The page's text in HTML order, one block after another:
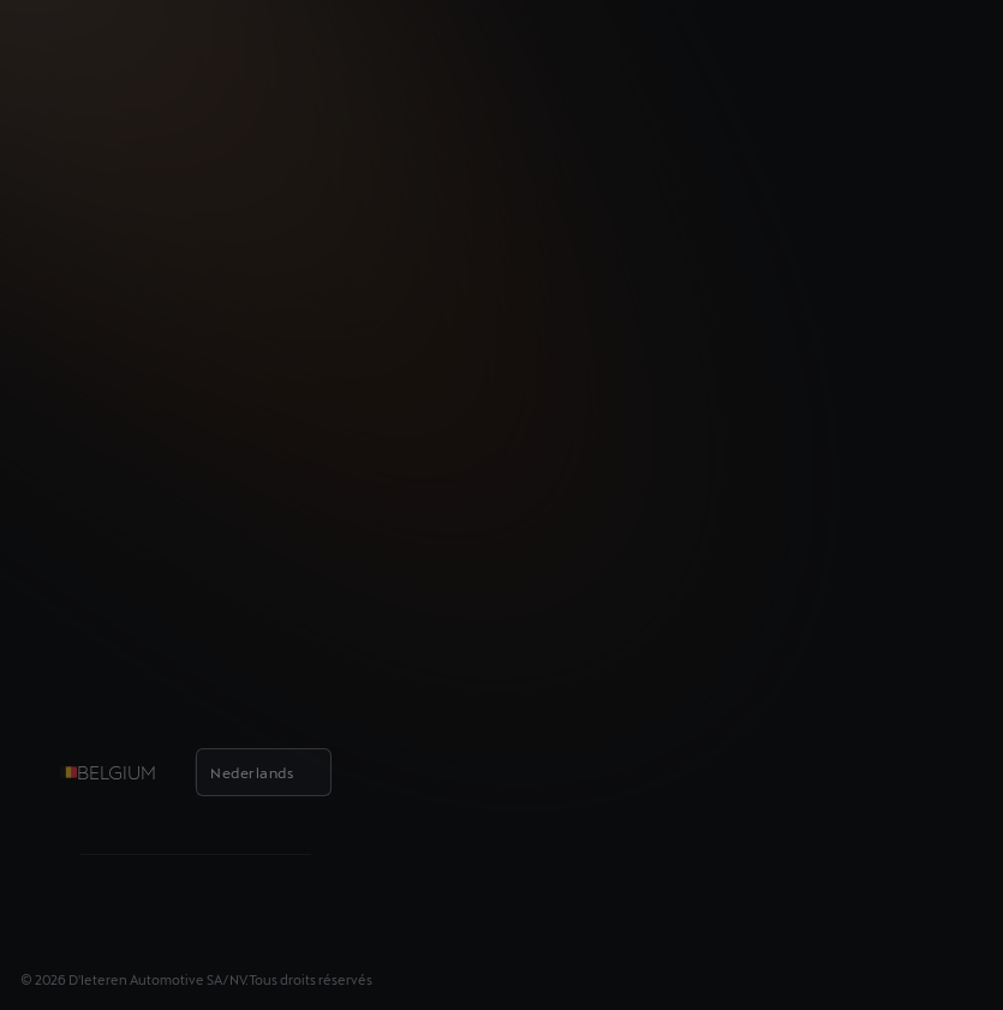
BELGIUM Nederlands
© 2026 D'Ieteren Automotive SA/NV.Tous droits réservés